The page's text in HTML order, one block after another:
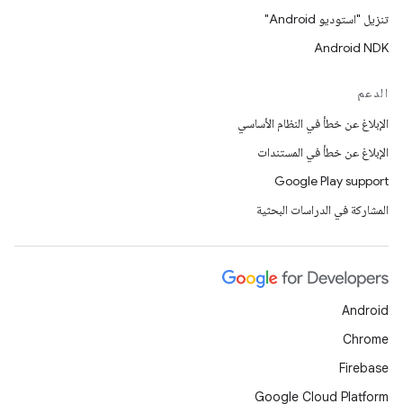
تنزيل "استوديو Android"
Android NDK
الدعم
الإبلاغ عن خطأ في النظام الأساسي
الإبلاغ عن خطأ في المستندات
Google Play support
المشاركة في الدراسات البحثية
Android
Chrome
Firebase
Google Cloud Platform